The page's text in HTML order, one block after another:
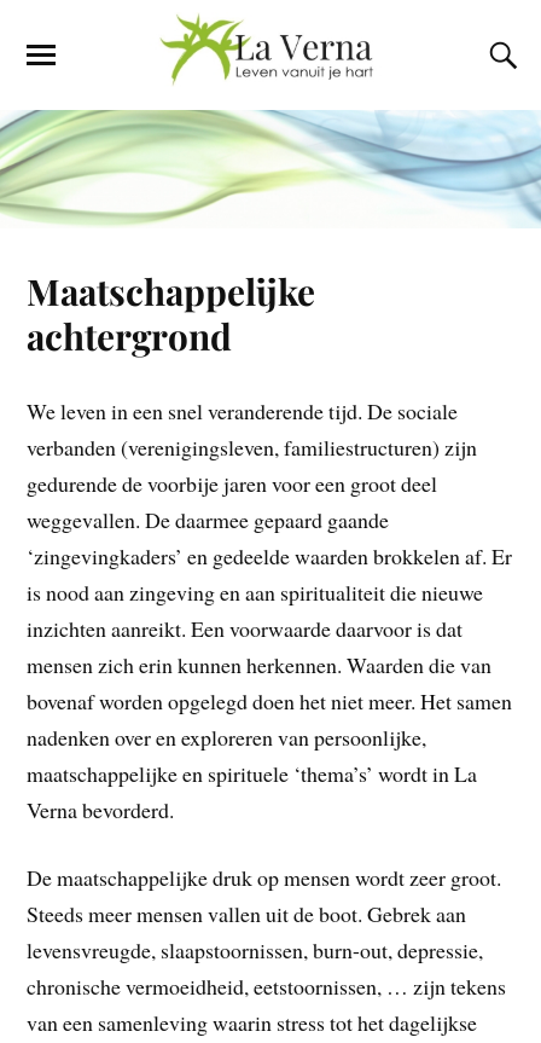
Maatschappelijke
achtergrond
We leven in een snel veranderende tijd. De sociale
verbanden (verenigingsleven, familiestructuren) zijn
gedurende de voorbije jaren voor een groot deel
weggevallen. De daarmee gepaard gaande
‘zingevingkaders’ en gedeelde waarden brokkelen af. Er
is nood aan zingeving en aan spiritualiteit die nieuwe
inzichten aanreikt. Een voorwaarde daarvoor is dat
mensen zich erin kunnen herkennen. Waarden die van
bovenaf worden opgelegd doen het niet meer. Het samen
nadenken over en exploreren van persoonlijke,
maatschappelijke en spirituele ‘thema’s’ wordt in La
Verna bevorderd.
De maatschappelijke druk op mensen wordt zeer groot.
Steeds meer mensen vallen uit de boot. Gebrek aan
levensvreugde, slaapstoornissen, burn-out, depressie,
chronische vermoeidheid, eetstoornissen, … zijn tekens
van een samenleving waarin stress tot het dagelijkse